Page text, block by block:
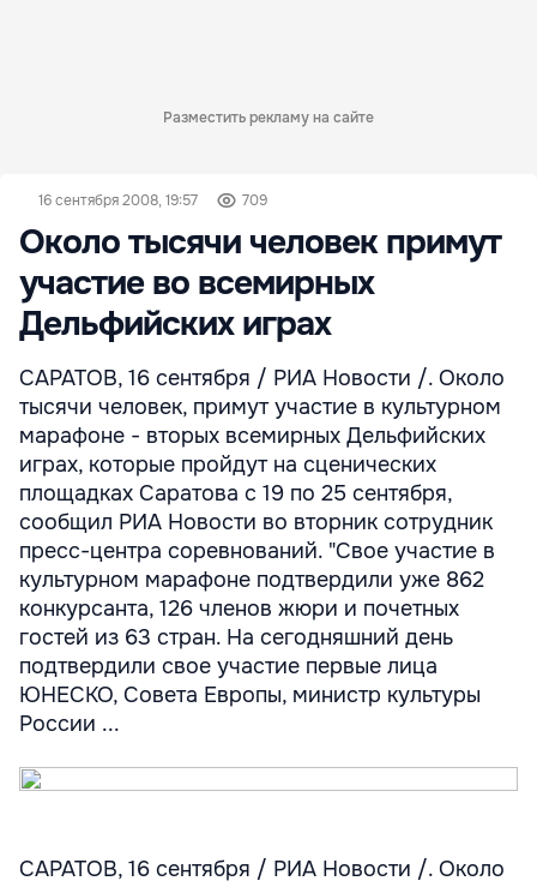
Разместить рекламу на сайте
16 сентября 2008, 19:57 709
Около тысячи человек примут
участие во всемирных
Дельфийских играх
САРАТОВ, 16 сентября / РИА Новости /. Около
тысячи человек, примут участие в культурном
марафоне - вторых всемирных Дельфийских
играх, которые пройдут на сценических
площадках Саратова с 19 по 25 сентября,
сообщил РИА Новости во вторник сотрудник
пресс-центра соревнований. "Свое участие в
культурном марафоне подтвердили уже 862
конкурсанта, 126 членов жюри и почетных
гостей из 63 стран. На сегодняшний день
подтвердили свое участие первые лица
ЮНЕСКО, Совета Европы, министр культуры
России ...
САРАТОВ, 16 сентября / РИА Новости /. Около